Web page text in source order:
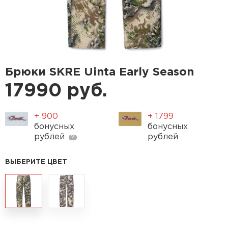
Брюки SKRE Uinta Early Season
17990 руб.
+ 900
бонусных
рублей
?
+ 1799
бонусных
рублей
ВЫБЕРИТЕ ЦВЕТ